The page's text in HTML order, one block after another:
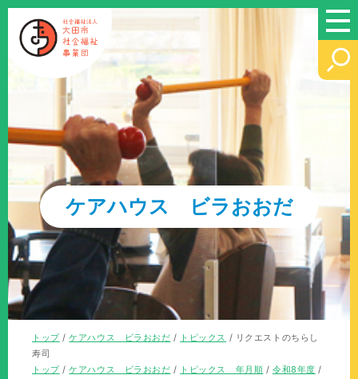
このページの本文へ
ケアハウス ビラおおだ
現
在
の
トップ/ケアハウス ビラおおだ / トピックス / リクエストのちらし
寿司
現
トップ/ケアハウス ビラおおだ / トピックス 年月順 / 令和8年度 /